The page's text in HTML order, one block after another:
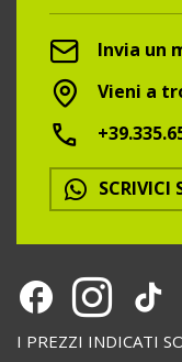
Invia un
Vieni a
SCRIVICI
I PREZZI INDICATI